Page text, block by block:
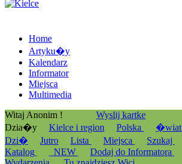
Home
Artyku�y
Kalendarz
Informator
Miejsca
Multimedia
Witaj Anonim !
Wyslij kartke
Dzia�y
Kielce i region Polska �wiat
Dzi�
Jutro Lista Miejsca Szukaj
Katalog
_NEW Dodaj do Informatora